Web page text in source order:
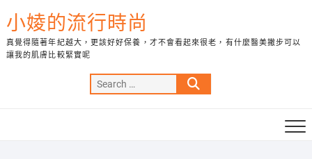
to
content
小婈的流行時尚
真覺得隨著年紀越大，更該好好保養，才不會看起來很老，有什麼醫美撇步可以
讓我的肌膚比較緊實呢
Search
…